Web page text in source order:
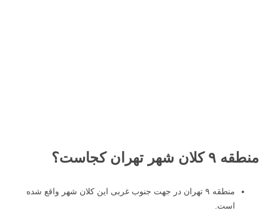
منطقه ۹ کلان شهر تهران کجاست؟
منطقه ۹ تهران در جهت جنوب غربی این کلان شهر واقع شده
است.